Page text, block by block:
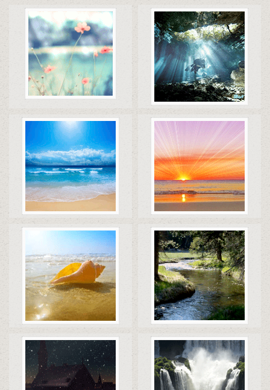
Коды Скачать
Коды Скачать
Коды Скачать Коды Скачать
Коды Скачать Коды Скачать